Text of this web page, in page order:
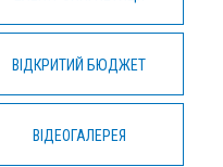
ВІДКРИТИЙ БЮДЖЕТ
ВІДЕОГАЛЕРЕЯ